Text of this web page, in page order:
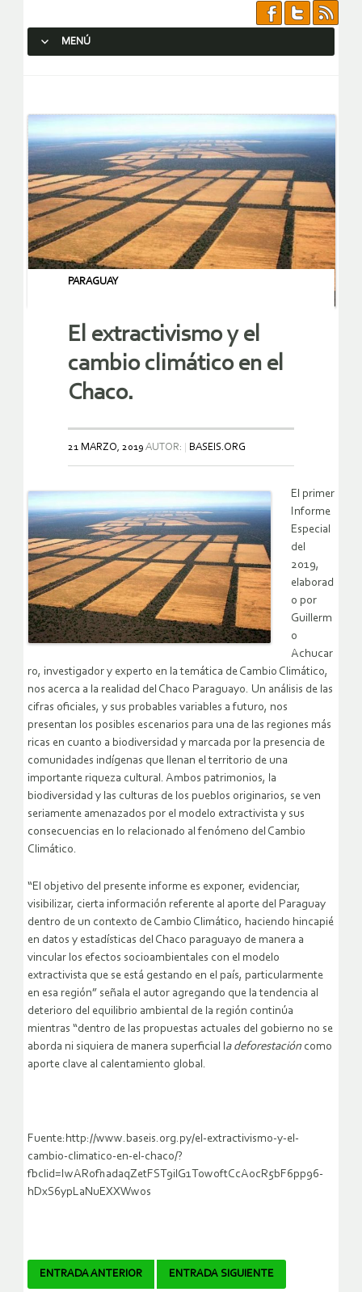
MENÚ
PARAGUAY
El extractivismo y el
cambio climático en el
Chaco.
21 MARZO, 2019 AUTOR: BASEIS.ORG
El primer
Informe
Especial
del
2019,
elaborad
o por
Guillerm
o
Achucar
ro, investigador y experto en la temática de Cambio Climático,
nos acerca a la realidad del Chaco Paraguayo. Un análisis de las
cifras oficiales, y sus probables variables a futuro, nos
presentan los posibles escenarios para una de las regiones más
ricas en cuanto a biodiversidad y marcada por la presencia de
comunidades indígenas que llenan el territorio de una
importante riqueza cultural. Ambos patrimonios, la
biodiversidad y las culturas de los pueblos originarios, se ven
seriamente amenazados por el modelo extractivista y sus
consecuencias en lo relacionado al fenómeno del Cambio
Climático.
“El objetivo del presente informe es exponer, evidenciar,
visibilizar, cierta información referente al aporte del Paraguay
dentro de un contexto de Cambio Climático, haciendo hincapié
en datos y estadísticas del Chaco paraguayo de manera a
vincular los efectos socioambientales con el modelo
extractivista que se está gestando en el país, particularmente
en esa región” señala el autor agregando que la tendencia al
deterioro del equilibrio ambiental de la región continúa
mientras “dentro de las propuestas actuales del gobierno no se
aborda ni siquiera de manera superficial l a deforestación como
aporte clave al calentamiento global.
Fuente:http://www.baseis.org.py/el-extractivismo-y-el-
cambio-climatico-en-el-chaco/?
fbclid=IwAR0fhadaqZetFST9ilG1T0w0ftCcA0cR5bF6pp96-
hDxS6ypLaNuEXXWwos
Navegador
ENTRADA ANTERIOR ENTRADA SIGUIENTE